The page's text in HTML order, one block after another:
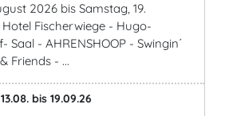
2026 bis Samstag, 19.
Fischerwiege - Hugo-
Saal - AHRENSHOOP - Swingin´
Friends - ...
13.08. bis 19.09.26